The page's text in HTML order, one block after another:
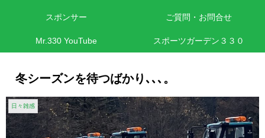
スポンサー ご質問・お問合せ
Mr.330 YouTube スポーツガーデン３３０
冬シーズンを待つばかり､､､。
日々雑感